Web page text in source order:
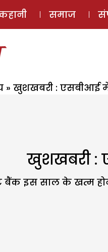
समाज
» खुशखबरी : एसबीआई
खुशखबरी :
बैंक इस साल के खत्म